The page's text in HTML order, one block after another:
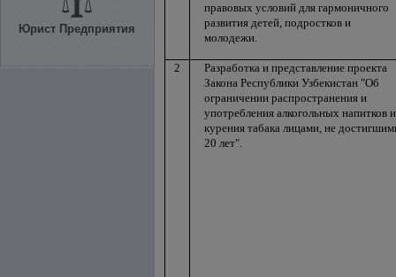
Юрист Предприятия
правовых условий для гармоничного
развития детей, подростков и
молодежи.
2
Разработка и представление проекта
Закона Республики Узбекистан "Об
ограничении распространения и
употребления алкогольных напитков и
курения табака лицами, не
20 лет".